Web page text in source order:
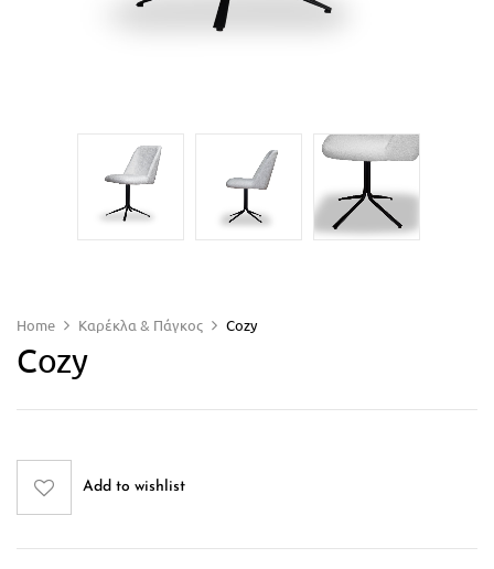
Home Καρέκλα & Πάγκος Cozy
Cozy
Add to wishlist